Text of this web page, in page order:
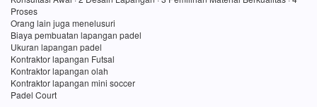
Proses
Orang lain juga menelusuri
Biaya pembuatan lapangan padel
Ukuran lapangan padel
Kontraktor lapangan Futsal
Kontraktor lapangan olah
Kontraktor lapangan mini soccer
Padel Court